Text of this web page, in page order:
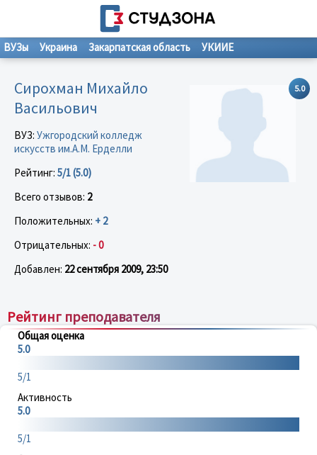
ВУЗы Украина Закарпатская область УКИИЕ
5.0
Сирохман Михайло
Васильович
ВУЗ: Ужгородский колледж
искусств им.А.М. Ерделли
Рейтинг: 5/1 (5.0)
Всего отзывов: 2
Положительных: + 2
Отрицательных: - 0
Добавлен: 22 сентября 2009, 23:50
Рейтинг преподавателя
Общая оценка
5.0
5/1
Активность
5.0
5/1